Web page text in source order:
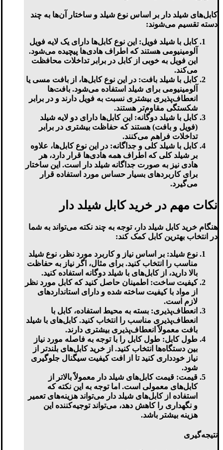
کابل‌های شیلد دار بر اساس نوع شیلد و ساختار آن‌ها به چند
دسته تقسیم می‌شوند:
کابل با شیلد فویل: این نوع کابل‌ها دارای یک لایه فویل
آلومینیومی هستند که اطراف هادی‌ها پیچیده می‌شود.
این فویل به خوبی از کابل در برابر تداخلات محافظت
می‌کند.
کابل با شیلد بافت: در این نوع کابل‌ها، از بافت مسی یا
آلومینیومی برای شیلد استفاده می‌شود. بافت‌ها
انعطاف‌پذیری بیشتری نسبت به فویل دارند و در برابر
شکستگی مقاوم‌تر هستند.
کابل با شیلد دوگانه: این کابل‌ها دارای دو لایه شیلد
(فویل و بافت) هستند که حفاظت بیشتری در برابر
تداخلات فراهم می‌کنند.
کابل با شیلد کلی و جداگانه: در این نوع کابل‌ها، علاوه
بر شیلد کلی که اطراف همه هادی‌ها قرار دارد، هر
هادی نیز به صورت جداگانه شیلد دار است. این ساختار
برای کاربردهای بسیار حساس مورد استفاده قرار
می‌گیرد.
نکات مهم در خرید کابل شیلد دار
هنگام خرید کابل شیلد دار، توجه به چند نکته می‌تواند به شما
در انتخاب بهترین کابل کمک کند:
نوع شیلد: بر اساس نیاز و کاربرد مورد نظر، نوع شیلد
مناسب را انتخاب کنید. برای مثال، اگر نیاز به حفاظت
بالا دارید، از کابل‌های با شیلد دوگانه استفاده کنید.
کیفیت ساخت: اطمینان حاصل کنید که کابل مورد نظر
از مواد با کیفیت ساخته شده و دارای استانداردهای
لازم است.
انعطاف‌پذیری: بسته به محیط استفاده، کابل با
انعطاف‌پذیری مناسب را انتخاب کنید. کابل‌های با شیلد
بافت معمولاً انعطاف‌پذیری بیشتری دارند.
طول کابل: طول کابل را با توجه به فاصله مورد نیاز
بین دستگاه‌ها انتخاب کنید. از خرید کابل‌های بلندتر از
نیاز خودداری کنید تا از افت کیفیت سیگنال جلوگیری
شود.
قیمت: قیمت کابل‌های شیلد دار معمولاً بالاتر از
کابل‌های معمولی است. اما توجه به این نکته که
استفاده از کابل‌های شیلد دار می‌تواند هزینه‌های تعمیر
و نگهداری را کاهش دهد، می‌تواند توجیه‌کننده این
هزینه بیشتر باشد.
نتیجه‌گیری